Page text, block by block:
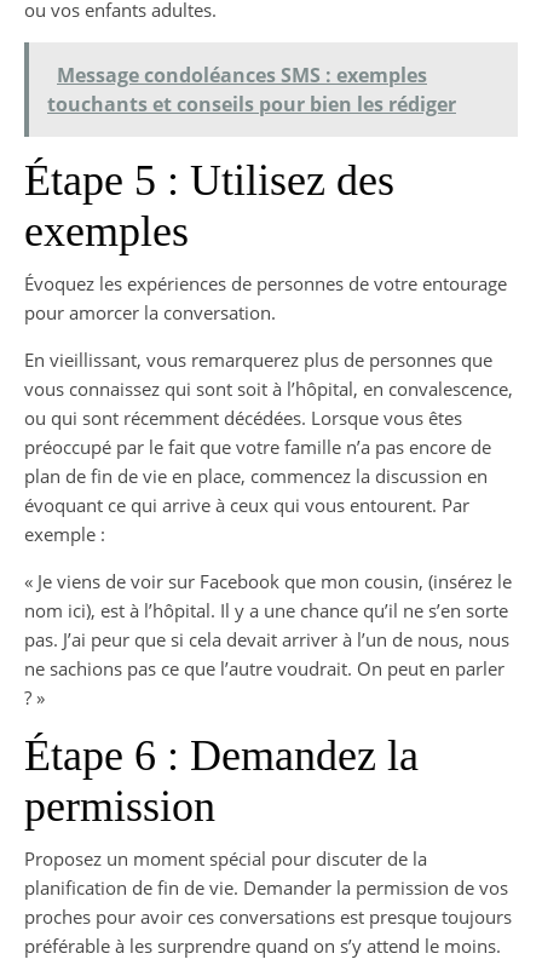
ou vos enfants adultes.
Message condoléances SMS : exemples
touchants et conseils pour bien les rédiger
Étape 5 : Utilisez des
exemples
Évoquez les expériences de personnes de votre entourage
pour amorcer la conversation.
En vieillissant, vous remarquerez plus de personnes que
vous connaissez qui sont soit à l’hôpital, en convalescence,
ou qui sont récemment décédées. Lorsque vous êtes
préoccupé par le fait que votre famille n’a pas encore de
plan de fin de vie en place, commencez la discussion en
évoquant ce qui arrive à ceux qui vous entourent. Par
exemple :
« Je viens de voir sur Facebook que mon cousin, (insérez le
nom ici), est à l’hôpital. Il y a une chance qu’il ne s’en sorte
pas. J’ai peur que si cela devait arriver à l’un de nous, nous
ne sachions pas ce que l’autre voudrait. On peut en parler
? »
Étape 6 : Demandez la
permission
Proposez un moment spécial pour discuter de la
planification de fin de vie. Demander la permission de vos
proches pour avoir ces conversations est presque toujours
préférable à les surprendre quand on s’y attend le moins.